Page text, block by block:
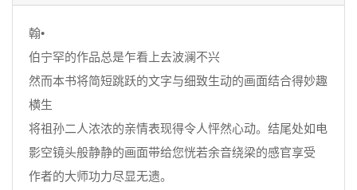
翰•
伯宁罕的作品总是乍看上去波澜不兴
然而本书将简短跳跃的文字与细致生动的画面结合得妙趣
横生
将祖孙二人浓浓的亲情表现得令人怦然心动。结尾处如电
影空镜头般静静的画面带给您恍若余音绕梁的感官享受
作者的大师功力尽显无遗。